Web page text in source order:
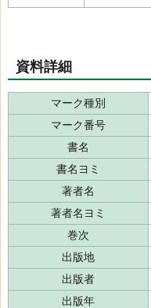
資料詳細
マーク種別
マーク番号
書名
書名ヨミ
著者名
著者名ヨミ
巻次
出版地
出版者
出版年